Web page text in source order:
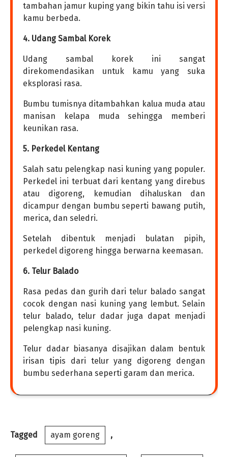
tambahan jamur kuping yang bikin tahu isi versi
kamu berbeda.
4. Udang Sambal Korek
Udang sambal korek ini sangat
direkomendasikan untuk kamu yang suka
eksplorasi rasa.
Bumbu tumisnya ditambahkan kalua muda atau
manisan kelapa muda sehingga memberi
keunikan rasa.
5. Perkedel Kentang
Salah satu pelengkap nasi kuning yang populer.
Perkedel ini terbuat dari kentang yang direbus
atau digoreng, kemudian dihaluskan dan
dicampur dengan bumbu seperti bawang putih,
merica, dan seledri.
Setelah dibentuk menjadi bulatan pipih,
perkedel digoreng hingga berwarna keemasan.
6. Telur Balado
Rasa pedas dan gurih dari telur balado sangat
cocok dengan nasi kuning yang lembut. Selain
telur balado, telur dadar juga dapat menjadi
pelengkap nasi kuning.
Telur dadar biasanya disajikan dalam bentuk
irisan tipis dari telur yang digoreng dengan
bumbu sederhana seperti garam dan merica.
Tagged ayam goreng ,